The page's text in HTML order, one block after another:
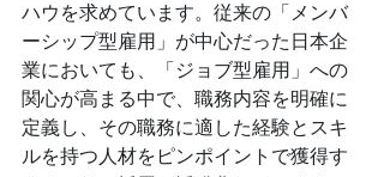
ハウを求めています。従来の「メンバ
ーシップ型雇用」が中心だった日本企
業においても、「ジョブ型雇用」への
関心が高まる中で、職務内容を明確に
定義し、その職務に適した経験とスキ
ルを持つ人材をピンポイントで獲得す